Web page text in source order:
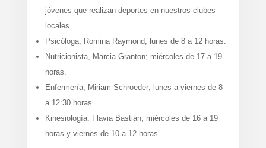
jóvenes que realizan deportes en nuestros clubes
locales.
Psicóloga, Romina Raymond; lunes de 8 a 12 horas.
Nutricionista, Marcia Granton; miércoles de 17 a 19
horas.
Enfermería, Miriam Schroeder; lunes a viernes de 8
a 12:30 horas.
Kinesiología: Flavia Bastián; miércoles de 16 a 19
horas y viernes de 10 a 12 horas.